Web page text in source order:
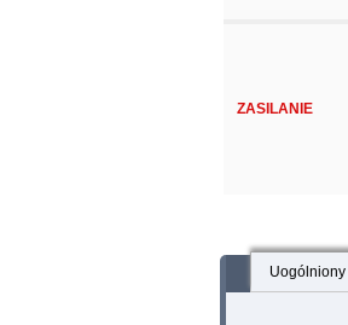
ZASILANIE
Uogólniony